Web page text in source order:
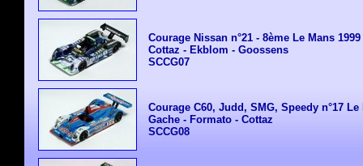
Courage Nissan n°21 - 8ème Le Mans 1999
Cottaz - Ekblom - Goossens
SCCG07
Courage C60, Judd, SMG, Speedy n°17 Le
Gache - Formato - Cottaz
SCCG08